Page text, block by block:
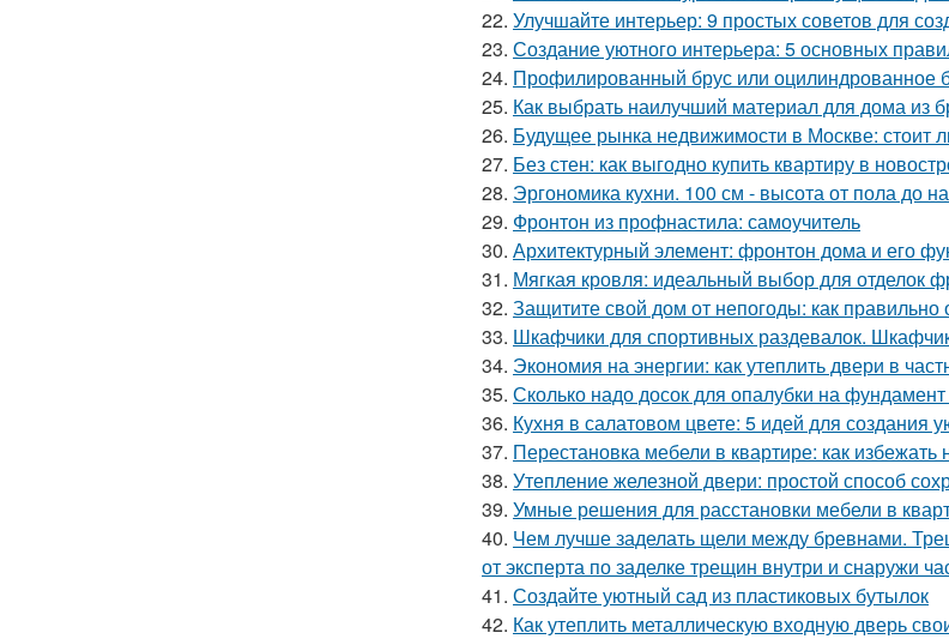
22. Улучшайте интерьер: 9 простых советов для
23. Создание уютного интерьера: 5 основных
24. Профилированный брус или оцилиндрованное
25. Как выбрать наилучший материал для дома из
26. Будущее рынка недвижимости в Москве: стоит
27. Без стен: как выгодно купить квартиру в
28. Эргономика кухни. 100 см - высота от пола до
29. Фронтон из профнастила: самоучитель
30. Архитектурный элемент: фронтон дома и его
31. Мягкая кровля: идеальный выбор для отделок
32. Защитите свой дом от непогоды: как
33. Шкафчики для спортивных раздевалок.
34. Экономия на энергии: как утеплить двери в
35. Сколько надо досок для опалубки на фундамент
36. Кухня в салатовом цвете: 5 идей для создания
37. Перестановка мебели в квартире: как избежать
38. Утепление железной двери: простой способ
39. Умные решения для расстановки мебели в
40. Чем лучше заделать щели между бревнами.
от эксперта по заделке трещин внутри и снаружи
41. Создайте уютный сад из пластиковых бутылок
42. Как утеплить металлическую входную дверь